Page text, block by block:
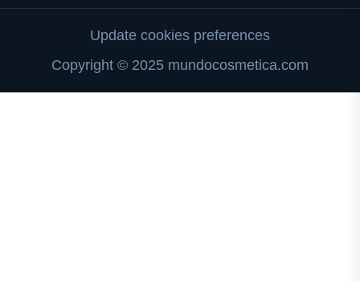
Update cookies preferences
Copyright © 2025 mundocosmetica.com